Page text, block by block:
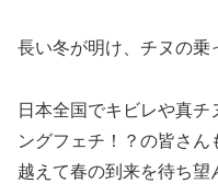
長い冬が明け、チヌの乗
日本全国でキビレや真
ングフェチ！？の皆さん
越えて春の到来を待ち望